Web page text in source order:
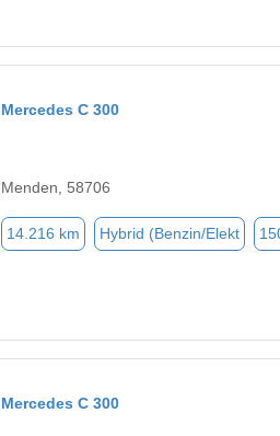
Mercedes C 300
Menden, 58706
14.216 km Hybrid (Benzin/Elekt
Mercedes C 300